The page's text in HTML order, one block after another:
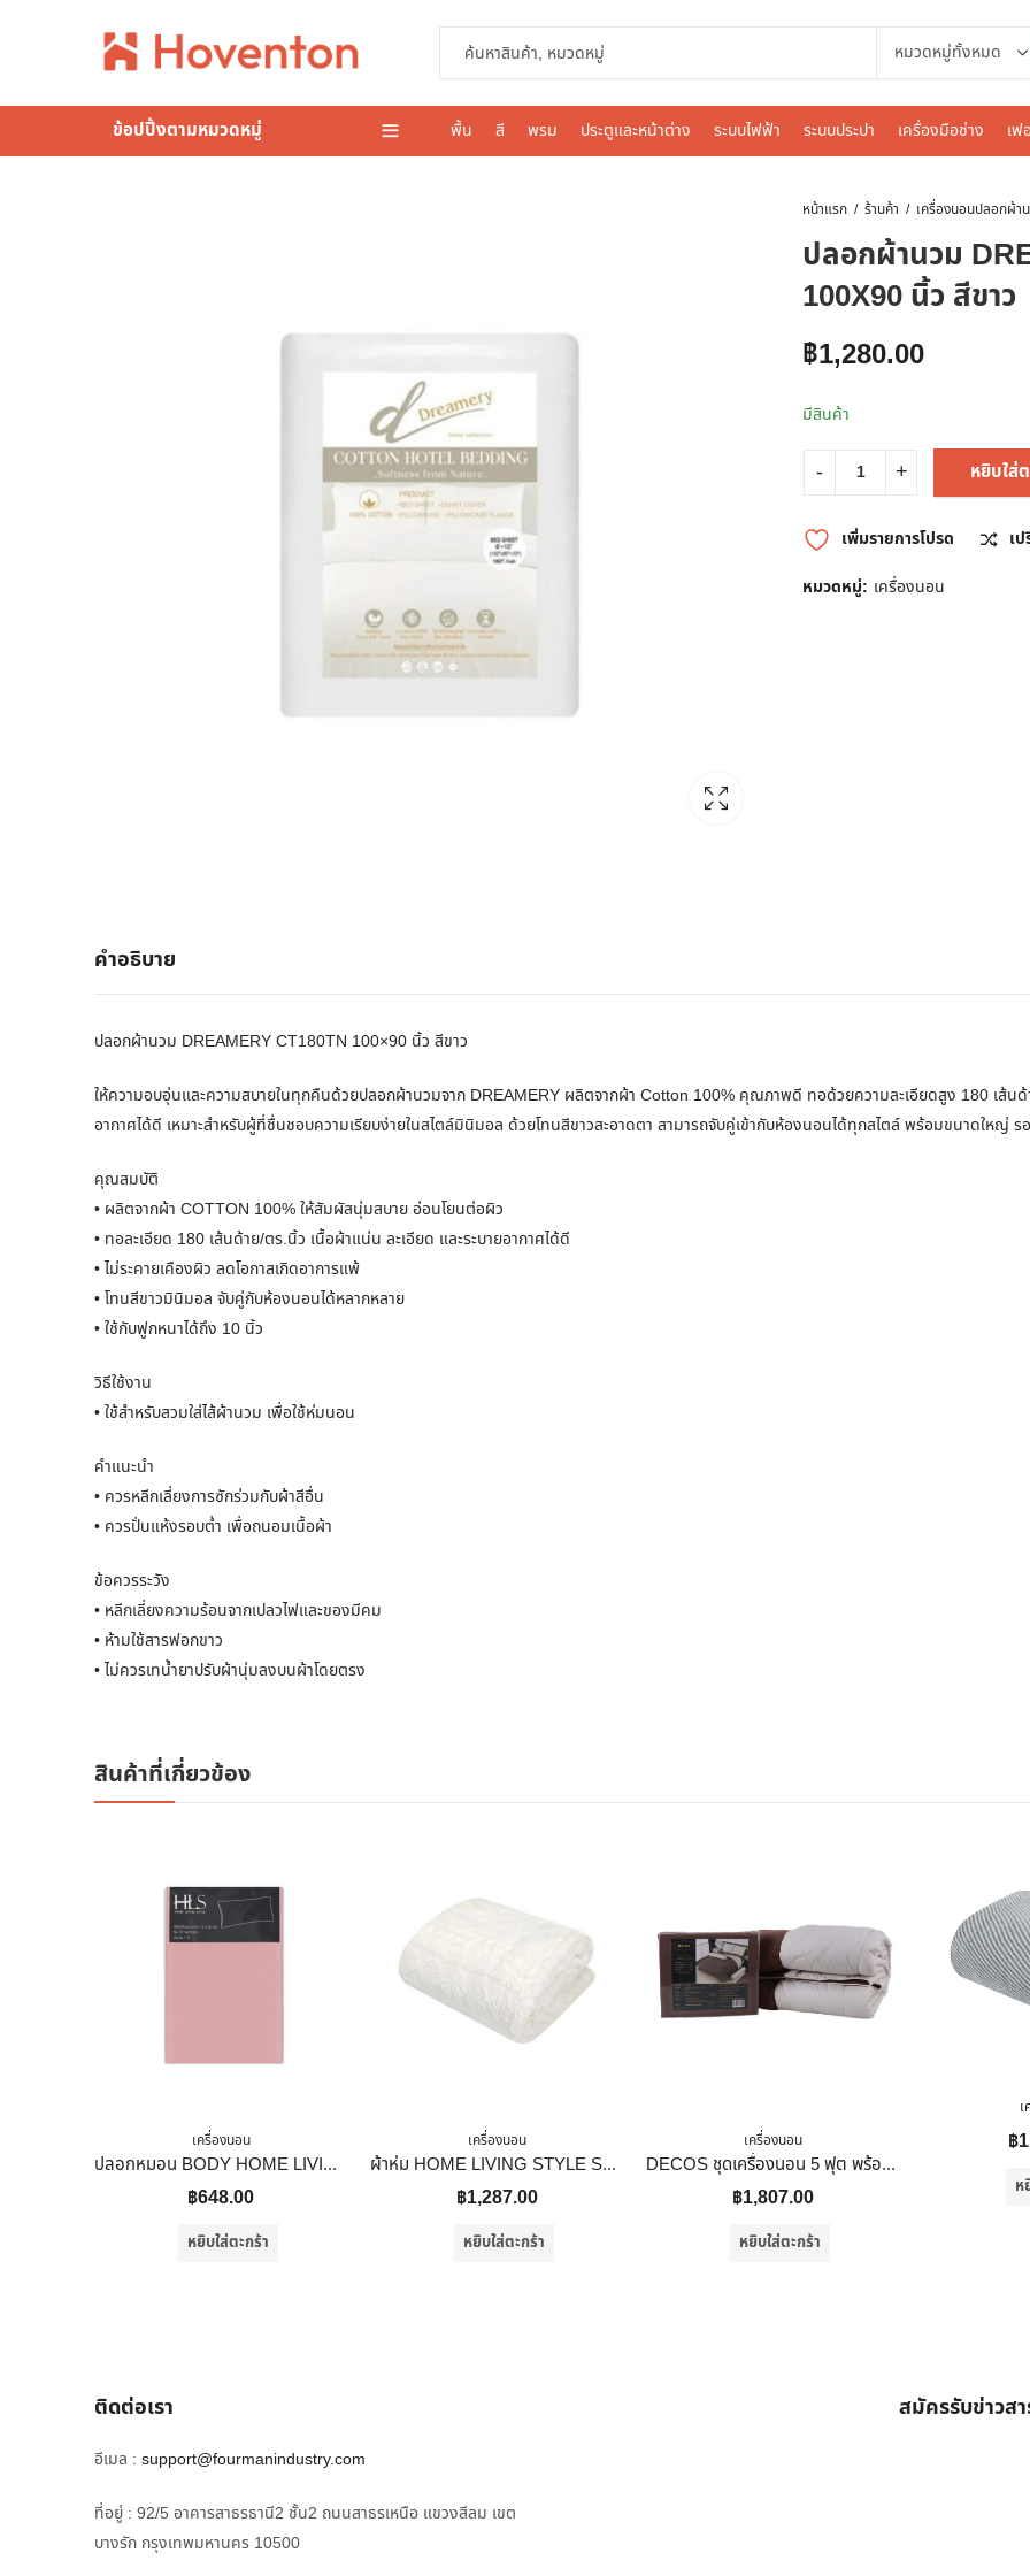
ข้อปปิ้งตามหมวดหมู่ พื้น สี พรม ประตูและหน้าต่าง ระบบไฟฟ้า ระบบประปา เครื่องมือช่าง เฟ
หน้าแรก ร้านค้า เครื่องนอน
ปลอกผ้านวม
100X90 นิ้ว สีขาว
฿1,280.00
มีสินค้า
หยิบใส่
เพิ่มรายการโปรด
เ
หมวดหมู่: เครื่องนอน
คำอธิบาย
ปลอกผ้านวม DREAMERY CT180TN 100×90 นิ้ว สีขาว
ให้ความอบอุ่นและความสบายในทุกคืนด้วยปลอกผ้านวมจาก DREAMERY ผลิตจากผ้า Cotton 100% คุณภาพดี ทอด้วยความละเอียดสูง 180 เส้น
อากาศได้ดี เหมาะสำหรับผู้ที่ชื่นชอบความเรียบง่ายในสไตล์มินิมอล ด้วยโทนสีขาวสะอาดตา สามารถจับคู่เข้ากับห้องนอนได้ทุกสไตล์ พร้อมขนาดใหญ่
คุณสมบัติ
• ผลิตจากผ้า COTTON 100% ให้สัมผัสนุ่มสบาย อ่อนโยนต่อผิว
• ทอละเอียด 180 เส้นด้าย/ตร.นิ้ว เนื้อผ้าแน่น ละเอียด และระบายอากาศได้ดี
• ไม่ระคายเคืองผิว ลดโอกาสเกิดอาการแพ้
• โทนสีขาวมินิมอล จับคู่กับห้องนอนได้หลากหลาย
• ใช้กับฟูกหนาได้ถึง 10 นิ้ว
วิธีใช้งาน
• ใช้สำหรับสวมใส่ไส้ผ้านวม เพื่อใช้ห่มนอน
คำแนะนำ
• ควรหลีกเลี่ยงการซักร่วมกับผ้าสีอื่น
• ควรปั่นแห้งรอบต่ำ เพื่อถนอมเนื้อผ้า
ข้อควรระวัง
• หลีกเลี่ยงความร้อนจากเปลวไฟและของมีคม
• ห้ามใช้สารฟอกขาว
• ไม่ควรเทน้ำยาปรับผ้านุ่มลงบนผ้าโดยตรง
สินค้าที่เกี่ยวข้อง
เครื่องนอน
ปลอกหมอน BODY HOME LIVING STYLE CT SATEEN สีชมพู
฿648.00
หยิบใส่ตะกร้า
เครื่องนอน
ผ้าห่ม HOME LIVING STYLE SHERPA 60X80 นิ้ว สี CREAM
฿1,287.00
หยิบใส่ตะกร้า
เครื่องนอน
DECOS ชุดเครื่องนอน 5 ฟุต พร้อมนวม ทูโทน สีน้ำตาล
฿1,807.00
หยิบใส่ตะกร้า
฿
ห
ติดต่อเรา
อีเมล : support@fourmanindustry.com
ที่อยู่ : 92/5 อาคารสาธรธานี2 ชั้น2 ถนนสาธรเหนือ แขวงสีลม เขต
บางรัก กรุงเทพมหานคร 10500
สมัครรับข่าวสา